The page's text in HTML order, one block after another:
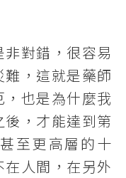
對錯，很容易
，這就是藥師
也是為什麼我
，才能達到第
至更高層的十
人間，在另外